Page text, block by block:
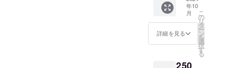
下さ
い。 ※
野菜産
地：沖
及び添
記載く
ださい
＜該当
リター
ン＞ ・
「洋
支援者
㎝） ・
掲載は
文字の
みとな
ります
（ロ
ナー不
項＞ ・
１日観
光とな
りま
す。 ・
沖縄本
の航空
地元た
まぐす
くのス
テキ場
所へご
案内し
☆「床
年10
月
詳細を見る
こ
の
リ
タ
ー
ン
を
選
択
す
る